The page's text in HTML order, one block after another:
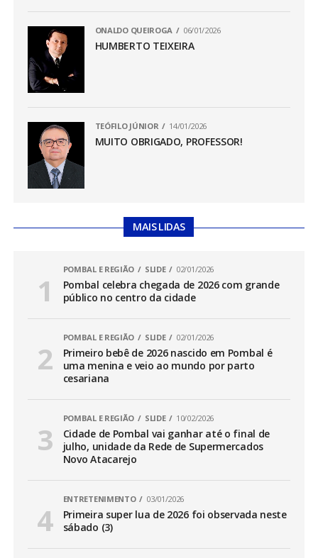
ONALDO QUEIROGA 06/01/2026
HUMBERTO TEIXEIRA
TEÓFILO JÚNIOR 14/01/2026
MUITO OBRIGADO, PROFESSOR!
MAIS LIDAS
POMBAL E REGIÃO SLIDE 02/01/2026
Pombal celebra chegada de 2026 com grande
público no centro da cidade
POMBAL E REGIÃO SLIDE 02/01/2026
Primeiro bebê de 2026 nascido em Pombal é
uma menina e veio ao mundo por parto
cesariana
POMBAL E REGIÃO SLIDE 10/02/2026
Cidade de Pombal vai ganhar até o final de
julho, unidade da Rede de Supermercados
Novo Atacarejo
ENTRETENIMENTO 03/01/2026
Primeira super lua de 2026 foi observada neste
sábado (3)